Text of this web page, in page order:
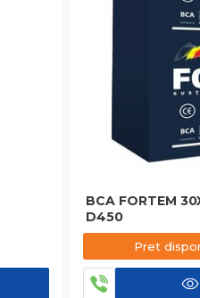
BCA FORTEM
D450
Pret